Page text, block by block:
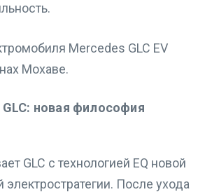
новая философия
GLC с технологией EQ новой
электростратегии. После ухода